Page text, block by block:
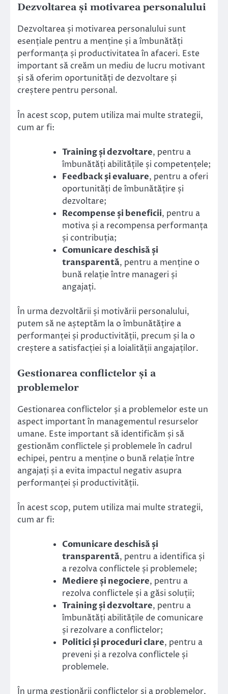
Dezvoltarea și motivarea personalului
Dezvoltarea și motivarea personalului sunt
esențiale pentru a menține și a îmbunătăți
performanța și productivitatea în afaceri. Este
important să creăm un mediu de lucru motivant
și să oferim oportunități de dezvoltare și
creștere pentru personal.
În acest scop, putem utiliza mai multe strategii,
cum ar fi:
Training și dezvoltare, pentru a
îmbunătăți abilitățile și competențele;
Feedback și evaluare, pentru a oferi
oportunități de îmbunătățire și
dezvoltare;
Recompense și beneficii, pentru a
motiva și a recompensa performanța
și contribuția;
Comunicare deschisă și
transparentă, pentru a menține o
bună relație între manageri și
angajați.
În urma dezvoltării și motivării personalului,
putem să ne așteptăm la o îmbunătățire a
performanței și productivității, precum și la o
creștere a satisfacției și a loialității angajaților.
Gestionarea conflictelor și a
problemelor
Gestionarea conflictelor și a problemelor este un
aspect important în managementul resurselor
umane. Este important să identificăm și să
gestionăm conflictele și problemele în cadrul
echipei, pentru a menține o bună relație între
angajați și a evita impactul negativ asupra
performanței și productivității.
În acest scop, putem utiliza mai multe strategii,
cum ar fi:
Comunicare deschisă și
transparentă, pentru a identifica și
a rezolva conflictele și problemele;
Mediere și negociere, pentru a
rezolva conflictele și a găsi soluții;
Training și dezvoltare, pentru a
îmbunătăți abilitățile de comunicare
și rezolvare a conflictelor;
Politici și proceduri clare, pentru a
preveni și a rezolva conflictele și
problemele.
În urma gestionării conflictelor și a problemelor,